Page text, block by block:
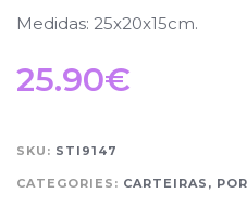
Medidas: 25x20x15cm.
25.90€
SKU: STI9147
CATEGORIES: CARTEIRAS,